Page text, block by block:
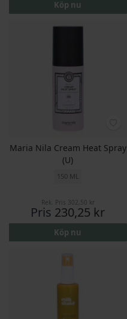
Köp nu
Maria Nila Cream Heat Spray
(U)
150 ML
Rek. Pris 302,50 kr
Pris 230,25 kr
Köp nu